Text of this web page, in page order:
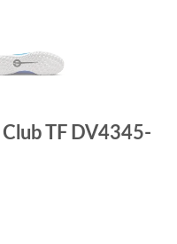
TF DV4345-